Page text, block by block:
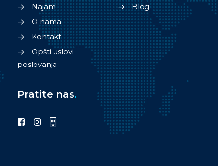
Najam
O nama
Kontakt
Opšti uslovi
poslovanja
Blog
Pratite nas.